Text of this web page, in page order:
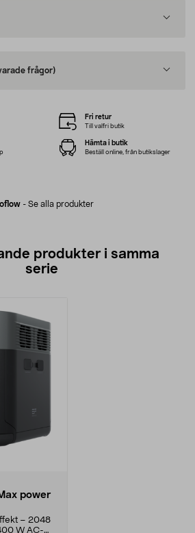
frågor)
- Se alla produkter
Fri retur
Till valfri butik
Hämta i butik
Beställ online, från butikslager
produkter i samma
serie
power
– 2048
W AC-